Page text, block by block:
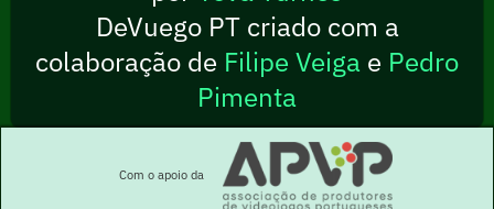
DeVuego PT criado com a
colaboração de Filipe Veiga e Pedro
Pimenta
Com o apoio da